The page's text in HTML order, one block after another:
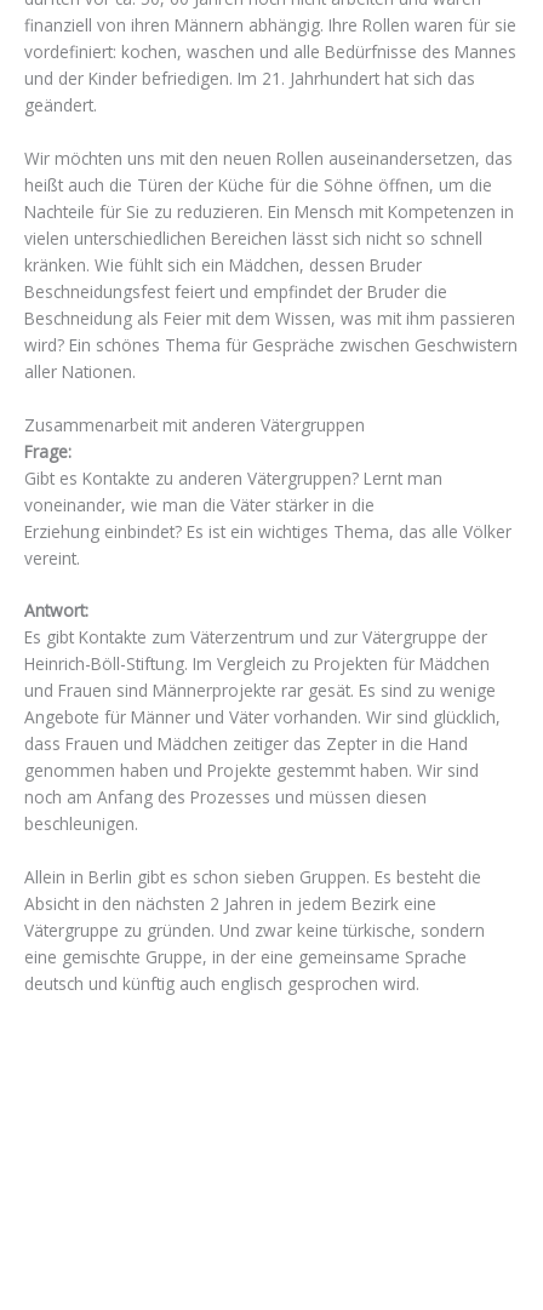
finanziell von ihren Männern abhängig. Ihre Rollen waren für sie
vordefiniert: kochen, waschen und alle Bedürfnisse des Mannes
und der Kinder befriedigen. Im 21. Jahrhundert hat sich das
geändert.
Wir möchten uns mit den neuen Rollen auseinandersetzen, das
heißt auch die Türen der Küche für die Söhne öffnen, um die
Nachteile für Sie zu reduzieren. Ein Mensch mit Kompetenzen in
vielen unterschiedlichen Bereichen lässt sich nicht so schnell
kränken. Wie fühlt sich ein Mädchen, dessen Bruder
Beschneidungsfest feiert und empfindet der Bruder die
Beschneidung als Feier mit dem Wissen, was mit ihm passieren
wird? Ein schönes Thema für Gespräche zwischen Geschwistern
aller Nationen.
Zusammenarbeit mit anderen Vätergruppen
Frage:
Gibt es Kontakte zu anderen Vätergruppen? Lernt man
voneinander, wie man die Väter stärker in die
Erziehung einbindet? Es ist ein wichtiges Thema, das alle Völker
vereint.
Antwort:
Es gibt Kontakte zum Väterzentrum und zur Vätergruppe der
Heinrich-Böll-Stiftung. Im Vergleich zu Projekten für Mädchen
und Frauen sind Männerprojekte rar gesät. Es sind zu wenige
Angebote für Männer und Väter vorhanden. Wir sind glücklich,
dass Frauen und Mädchen zeitiger das Zepter in die Hand
genommen haben und Projekte gestemmt haben. Wir sind
noch am Anfang des Prozesses und müssen diesen
beschleunigen.
Allein in Berlin gibt es schon sieben Gruppen. Es besteht die
Absicht in den nächsten 2 Jahren in jedem Bezirk eine
Vätergruppe zu gründen. Und zwar keine türkische, sondern
eine gemischte Gruppe, in der eine gemeinsame Sprache
deutsch und künftig auch englisch gesprochen wird.